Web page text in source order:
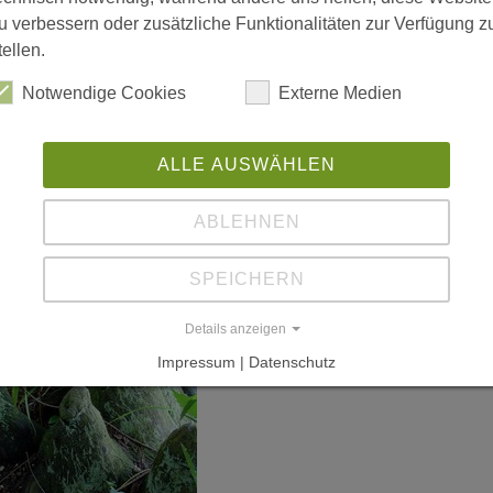
verbessern oder zusätzliche Funktionalitäten zur Verfügung
Notwendige Cookies Externe Medien
ALLE AUSWÄHLEN
ABLEHNEN
SPEICHERN
Details anzeigen
Impressum | Datenschutz